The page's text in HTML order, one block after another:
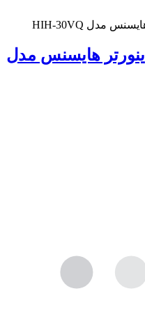
30 هزار اینورتر هایسنس مدل